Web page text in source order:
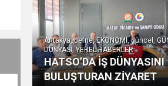
Antakya, defne, EKONOMİ, güncel,
DÜNYASI, YEREL HABERLER
HATSO’DA İŞ DÜNYASINI
BULUŞTURAN ZİYARET